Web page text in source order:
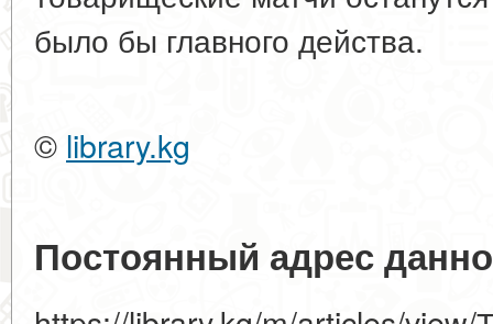
было бы главного действа.
© library.kg
Постоянный адрес